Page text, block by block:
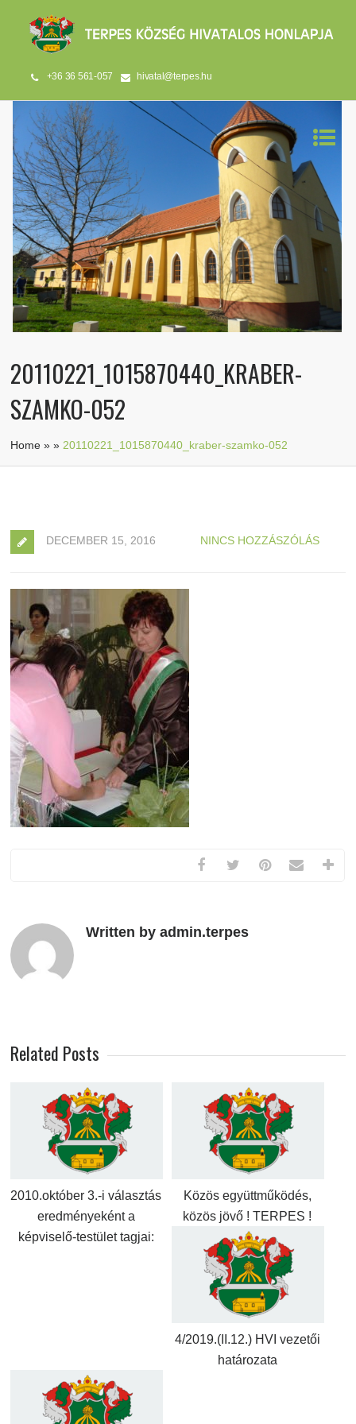
+36 36 561-057 hivatal@terpes.hu
20110221_1015870440_KRABER-
SZAMKO-052
Home »» 20110221_1015870440_kraber-szamko-052
DECEMBER 15, 2016 NINCS HOZZÁSZÓLÁS
Written by admin.terpes
Related Posts
2010.október 3.-i választás
eredményeként a
képviselő-testület tagjai:
Közös együttműködés,
közös jövő ! TERPES !
4/2019.(II.12.) HVI vezetői
határozata